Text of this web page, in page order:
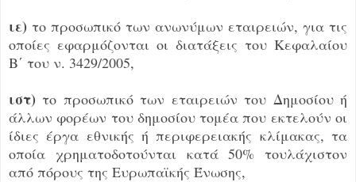
ιε) το προσωπικό των ανωνύμων εταιρειών, για τις
οποίες εφαρμόζονται οι διατάξεις του Κεφαλαίου
Β΄ του ν. 3429/2005,
ιστ) το προσωπικό των εταιρειών του Δημοσίου ή
άλλων φορέων του δημοσίου τομέα που εκτελούν οι
ίδιες έργα εθνικής ή περιφερειακής κλίμακας, τα
οποία χρηματοδοτούνται κατά 50% τουλάχιστον
από πόρους της Ευρωπαϊκής Ένωσης,